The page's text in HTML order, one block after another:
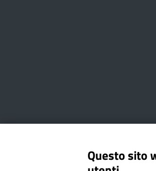
Amministrazione Trasparente
Questo sito